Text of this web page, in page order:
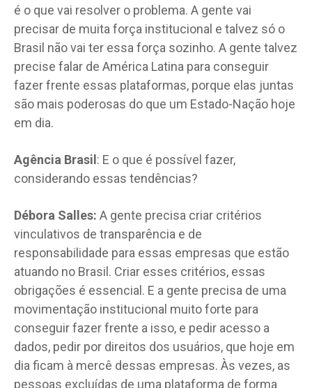
é o que vai resolver o problema. A gente vai
precisar de muita força institucional e talvez só o
Brasil não vai ter essa força sozinho. A gente talvez
precise falar de América Latina para conseguir
fazer frente essas plataformas, porque elas juntas
são mais poderosas do que um Estado-Nação hoje
em dia.
Agência Brasil : E o que é possível fazer,
considerando essas tendências?
Débora Salles: A gente precisa criar critérios
vinculativos de transparência e de
responsabilidade para essas empresas que estão
atuando no Brasil. Criar esses critérios, essas
obrigações é essencial. E a gente precisa de uma
movimentação institucional muito forte para
conseguir fazer frente a isso, e pedir acesso a
dados, pedir por direitos dos usuários, que hoje em
dia ficam à mercê dessas empresas. Às vezes, as
pessoas excluídas de uma plataforma de forma